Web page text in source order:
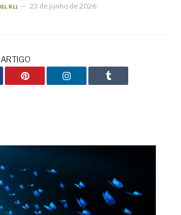
RL) 23 de junho de 2026
Pinterest LinkedIn Tumblr